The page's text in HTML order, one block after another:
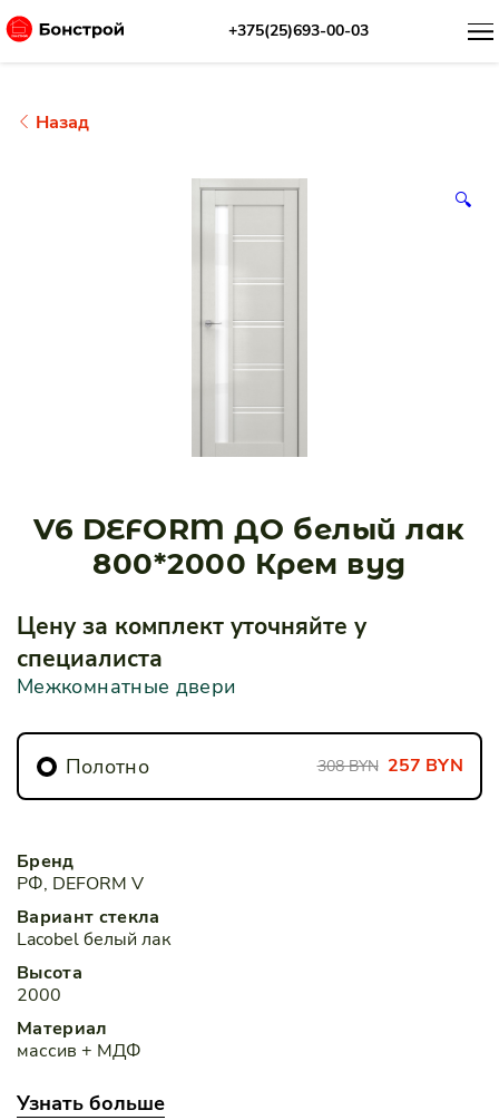
+375(25)693-00-03
Назад
🔍
V6 DEFORM ДО белый лак
800*2000 Крем вуд
Межкомнатные двери
Цену за комплект уточняйте у
специалиста
Полотно 308 BYN 257 BYN
Бренд
РФ, DEFORM V
Вариант стекла
Lacobel белый лак
Высота
2000
Материал
массив + МДФ
Дверь межкомнатная
Узнать больше